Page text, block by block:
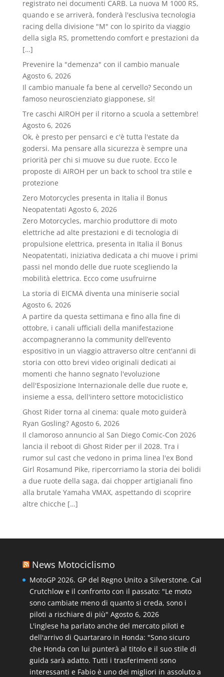
registrato nei documenti CARB. La nuova M 1000 RS,
quando e se arriverà, fonderà l'esclusiva tecnologia
racing della divisione "M" con lo spirito da viaggio
della sigla RS, promettendo comfort e prestazioni da
[…]
Prevenire la "demenza" con il cambio manuale
Agosto 6, 2026
Il cambio manuale fa bene al cervello? Secondo un
famoso neuroscienziato giapponese, sì!
Tre caschi AIROH per il ritorno a scuola a settembre!
Agosto 6, 2026
Ok, è presto per pensarci e c'è tutta l'estate da
godersi. Ma pensare alla sicurezza è sempre una
priorità per chi si muove su due ruote. Ecco le
proposte di AIROH per un back to school tra stile e
protezione
Zero Motorcycles presenta in Italia il Bonus
Neopatentati Agosto 6, 2026
Zero Motorcycles, marchio produttore di moto
elettriche ad alte prestazioni e di tecnologia di
propulsione elettrica, presenta in Italia il Bonus
Neopatentati, iniziativa dedicata a chi muove i primi
passi nel mondo delle due ruote scegliendo la
mobilità elettrica. Ecco come usufruirne
La storia di EICMA diventa una miniserie social
Agosto 6, 2026
A partire da questa settimana e fino alla fine di
ottobre, i canali ufficiali della manifestazione
accompagneranno la community dell’evento
espositivo in un viaggio attraverso oltre cent'anni di
storia con otto brevi video originali dedicati ai
momenti che hanno segnato l'evoluzione
dell'Esposizione Internazionale delle due ruote e,
insieme a essa, dell'intero settore motociclistico
Ghost Rider torna al cinema: quale moto guiderà
Ryan Gosling? Agosto 6, 2026
Il clamoroso annuncio al San Diego Comic-Con 2026
lancia il reboot di Ghost Rider per il 2028. Tra i
rumor sul cast che vedono in prima linea l'ex Bond
Girl Rosamund Pike, ripercorriamo la storia dei bolidi
a due ruote della saga, dai chopper artigianali fino
alla brutale Yamaha VMAX, aspettando di scoprire
altre chicche […]
News Motociclismo
MotoGP 2026. GP del Regno Unito a Silverstone. Cal
Crutchlow e il confronto con il passato: "Le moto
sono cambiate meno di quanto si creda, sono i
piloti a rischiare di più" Agosto 6, 2026
L'inglese ha parlato anche del mercato piloti e
dell'arrivo di Quartararo in Honda: "Sono sicuro
che Honda con lui punterà al titolo e il suo stile di
guida sarà adatto. Tutti i trasferimenti sono
interessanti e Fabio è uno dei migliori in assoluto a